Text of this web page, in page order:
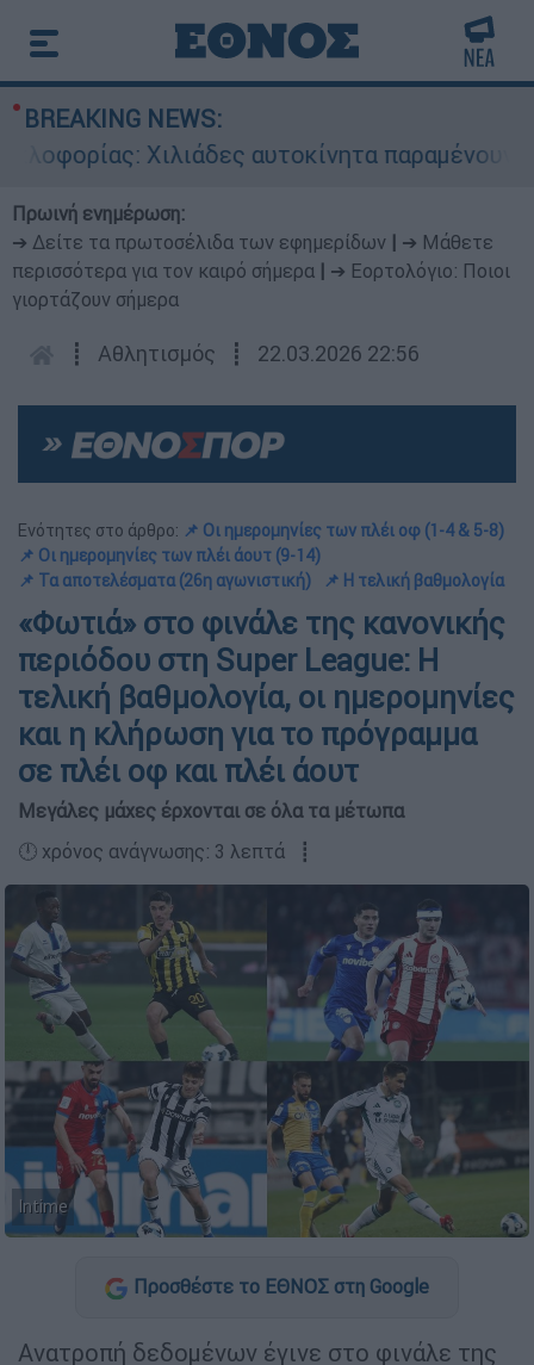
BREAKING NEWS:
Χιλιάδες αυτοκίνητα παραμένουν
Πρωινή ενημέρωση:
➔ Δείτε τα πρωτοσέλιδα των εφημερίδων
➔ Μάθετε
περισσότερα για τον καιρό σήμερα
➔ Εορτολόγιο: Ποιοι
γιορτάζουν σήμερα
┋ Αθλητισμός ┋ 22.03.2026 22:56
Ενότητες στο άρθρο: 📌 Οι ημερομηνίες των πλέι οφ (1-4 & 5-8)
📌 Οι ημερομηνίες των πλέι άουτ (9-14)
📌 Τα αποτελέσματα (26η αγωνιστική)
📌 Η τελική βαθμολογία
«Φωτιά» στο φινάλε της κανονικής
περιόδου στη Super League: Η
τελική βαθμολογία, οι ημερομηνίες
και η κλήρωση για το πρόγραμμα
σε πλέι οφ και πλέι άουτ
Μεγάλες μάχες έρχονται σε όλα τα μέτωπα
🕛 χρόνος ανάγνωσης: 3 λεπτά ┋
Intime
Προσθέστε το ΕΘΝΟΣ στη Google
Ανατροπή δεδομένων έγινε στο φινάλε της